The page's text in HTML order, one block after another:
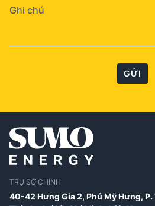
GỬI
TRỤ SỞ CHÍNH
40-42 Hưng Gia 2, Phú Mỹ Hưng, P.